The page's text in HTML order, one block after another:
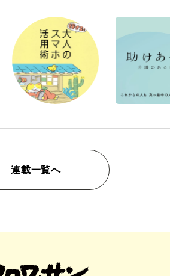
連載一覧へ